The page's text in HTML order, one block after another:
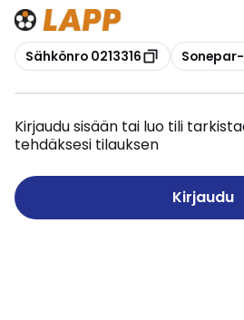
Kopioi
Sähkönro 0213316 Kopioi
Kirjaudu sisään tai luo tili
tehdäksesi tilauksen
Kirjaudu